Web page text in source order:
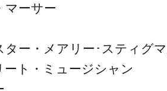
マーサー
ター・メアリー･スティグ
ート・ミュージシャン